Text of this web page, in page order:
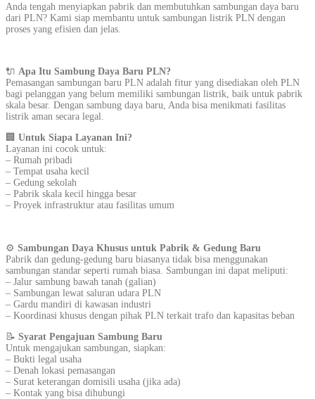
Anda tengah menyiapkan pabrik dan membutuhkan sambungan daya baru
dari PLN? Kami siap membantu untuk sambungan listrik PLN dengan
proses yang efisien dan jelas.
🔌 Apa Itu Sambung Daya Baru PLN?
Pemasangan sambungan baru PLN adalah fitur yang disediakan oleh PLN
bagi pelanggan yang belum memiliki sambungan listrik, baik untuk pabrik
skala besar. Dengan sambung daya baru, Anda bisa menikmati fasilitas
listrik aman secara legal.
🏢 Untuk Siapa Layanan Ini?
Layanan ini cocok untuk:
– Rumah pribadi
– Tempat usaha kecil
– Gedung sekolah
– Pabrik skala kecil hingga besar
– Proyek infrastruktur atau fasilitas umum
⚙️ Sambungan Daya Khusus untuk Pabrik & Gedung Baru
Pabrik dan gedung-gedung baru biasanya tidak bisa menggunakan
sambungan standar seperti rumah biasa. Sambungan ini dapat meliputi:
– Jalur sambung bawah tanah (galian)
– Sambungan lewat saluran udara PLN
– Gardu mandiri di kawasan industri
– Koordinasi khusus dengan pihak PLN terkait trafo dan kapasitas beban
📝 Syarat Pengajuan Sambung Baru
Untuk mengajukan sambungan, siapkan:
– Bukti legal usaha
– Denah lokasi pemasangan
– Surat keterangan domisili usaha (jika ada)
– Kontak yang bisa dihubungi